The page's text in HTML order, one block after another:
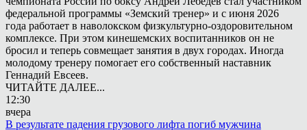
федеральной программы «Земский тренер» и с июня 2026
года работает в наволокском физкультурно-оздоровительном
комплексе. При этом кинешемских воспитанников он не
бросил и теперь совмещает занятия в двух городах. Иногда
молодому тренеру помогает его собственный наставник
Геннадий Евсеев.
ЧИТАЙТЕ ДАЛЕЕ...
12:30
вчера
В результате падения грузового лифта погиб мужчина